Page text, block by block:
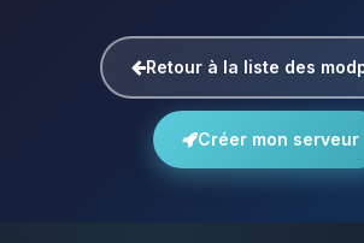
Retour à la liste des
Créer mon serveur